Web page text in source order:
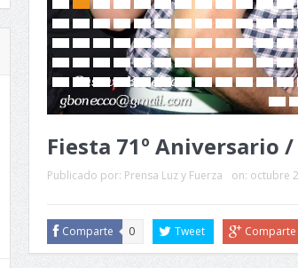
Fiesta 71º Aniversario
Publicado por: Prensa Luz y Fuerza on: octubre
Comparte 0 Tweet Comparte